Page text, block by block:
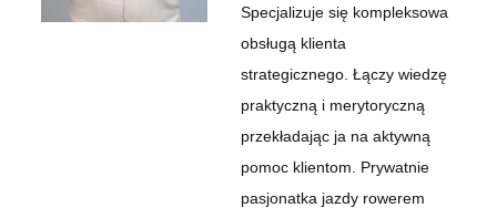
Specjalizuje się kompleksowa
obsługą klienta
strategicznego. Łączy wiedzę
praktyczną i merytoryczną
przekładając ja na aktywną
pomoc klientom. Prywatnie
pasjonatka jazdy rowerem